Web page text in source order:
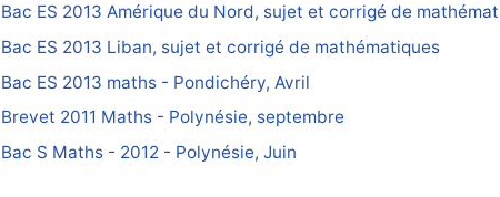
Bac ES 2013 Amérique du Nord, sujet et corrigé de
Bac ES 2013 Liban, sujet et corrigé de mathématiques
Bac ES 2013 maths - Pondichéry, Avril
Brevet 2011 Maths - Polynésie, septembre
Bac S Maths - 2012 - Polynésie, Juin